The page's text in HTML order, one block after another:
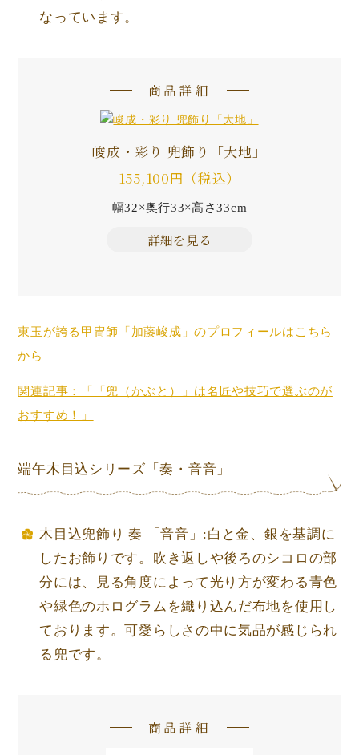
なっています。
商品詳細
峻成・彩り 兜飾り「大地」
155,100円（税込）
幅32×奥行33×高さ33cm
詳細を見る
東玉が誇る甲冑師「加藤峻成」のプロフィールはこちら
から
関連記事：「「兜（かぶと）」は名匠や技巧で選ぶのが
おすすめ！」
端午木目込シリーズ「奏・音音」
木目込兜飾り 奏 「音音」:白と金、銀を基調に
したお飾りです。吹き返しや後ろのシコロの部
分には、見る角度によって光り方が変わる青色
や緑色のホログラムを織り込んだ布地を使用し
ております。可愛らしさの中に気品が感じられ
る兜です。
商品詳細